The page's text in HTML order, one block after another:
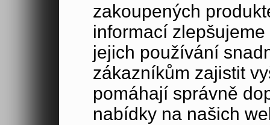
zakoupených
informací
jejich používání
zákazníkům zajistit
pomáhají správně
nabídky na našich